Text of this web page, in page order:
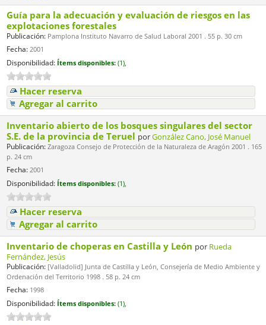
Guía para la adecuación y evaluación de riesgos en las
explotaciones forestales
Publicación: Pamplona Instituto Navarro de Salud Laboral 2001 . 55 p. 30 cm
Fecha: 2001
Disponibilidad: Ítems disponibles: (1),
Hacer reserva
Agregar al carrito
Inventario abierto de los bosques singulares del sector
S.E. de la provincia de Teruel porGonzález Cano, José Manuel
Publicación: Zaragoza Consejo de Protección de la Naturaleza de Aragón 2001 . 165
p. 24 cm
Fecha: 2001
Disponibilidad: Ítems disponibles: (1),
Hacer reserva
Agregar al carrito
Inventario de choperas en Castilla y León por Rueda
Fernández, Jesús
Publicación: [Valladolid] Junta de Castilla y León, Consejería de Medio Ambiente y
Ordenación del Territorio 1998 . 58 p. 24 cm
Fecha: 1998
Disponibilidad: Ítems disponibles: (1),